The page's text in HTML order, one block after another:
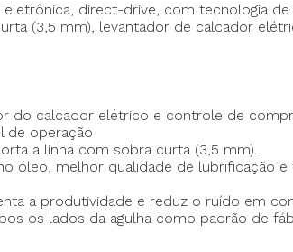
eletrônica, direct-drive, com tecnologia
(3,5 mm), levantador de calcador
do calcador elétrico e controle de
de operação
a linha com sobra curta (3,5 mm).
óleo, melhor qualidade de lubrificação
a produtividade e reduz o ruído em
os lados da agulha como padrão de